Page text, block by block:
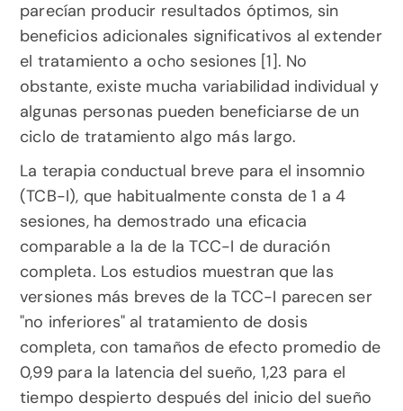
parecían producir resultados óptimos, sin
beneficios adicionales significativos al extender
el tratamiento a ocho sesiones [1]. No
obstante, existe mucha variabilidad individual y
algunas personas pueden beneficiarse de un
ciclo de tratamiento algo más largo.
La terapia conductual breve para el insomnio
(TCB-I), que habitualmente consta de 1 a 4
sesiones, ha demostrado una eficacia
comparable a la de la TCC-I de duración
completa. Los estudios muestran que las
versiones más breves de la TCC-I parecen ser
"no inferiores" al tratamiento de dosis
completa, con tamaños de efecto promedio de
0,99 para la latencia del sueño, 1,23 para el
tiempo despierto después del inicio del sueño